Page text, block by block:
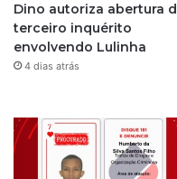
Dino autoriza abertura
terceiro inquérito
envolvendo Lulinha
4 dias atrás